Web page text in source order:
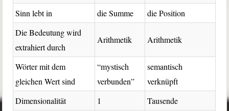
Sinn lebt in die Summe
die Position
Die Bedeutung wird
extrahiert durch
Arithmetik Arithmetik
Wörter mit dem
gleichen Wert sind
“mystisch
verbunden”
semantisch
verknüpft
Dimensionalität
1 Tausende